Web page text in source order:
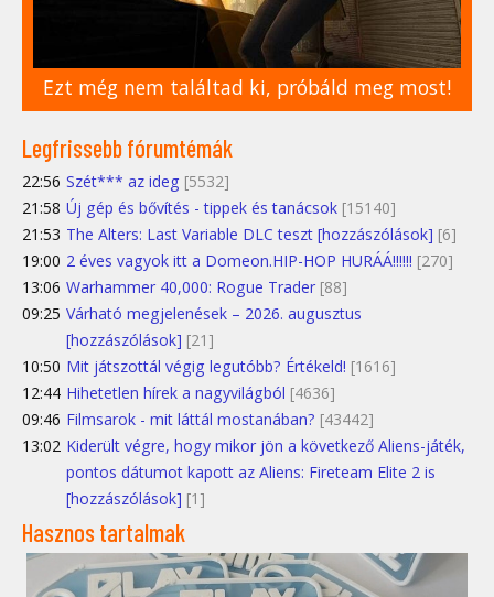
Ezt még nem találtad ki, próbáld meg most!
Legfrissebb fórumtémák
22:56 Szét*** az ideg [5532]
21:58 Új gép és bővítés - tippek és tanácsok [15140]
21:53 The Alters: Last Variable DLC teszt [hozzászólások] [6]
19:00 2 éves vagyok itt a Domeon.HIP-HOP HURÁÁ!!!!!! [270]
13:06 Warhammer 40,000: Rogue Trader [88]
09:25 Várható megjelenések – 2026. augusztus
[hozzászólások] [21]
10:50 Mit játszottál végig legutóbb? Értékeld! [1616]
12:44 Hihetetlen hírek a nagyvilágból [4636]
09:46 Filmsarok - mit láttál mostanában? [43442]
13:02 Kiderült végre, hogy mikor jön a következő Aliens-játék,
pontos dátumot kapott az Aliens: Fireteam Elite 2 is
[hozzászólások] [1]
Hasznos tartalmak